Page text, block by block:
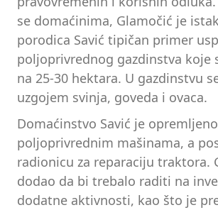
se domaćinima, Glamočić je
porodica Savić tipičan primer
poljoprivrednog gazdinstva koje
na 25-30 hektara. U gazdinstvu
uzgojem svinja, goveda i ovaca.
Domaćinstvo Savić je opremljeno
poljoprivrednim mašinama, a
radionicu za reparaciju traktora.
dodao da bi trebalo raditi na
dodatne aktivnosti, kao što je